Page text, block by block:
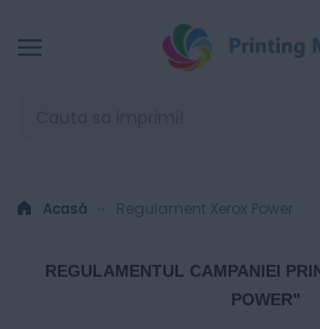
Acasă Regulament Xerox Power
REGULAMENTUL CAMPANIEI
POWER"